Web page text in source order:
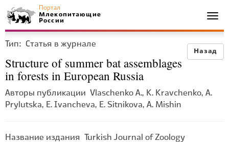
Портал
Млекопитающие
России
Назад
Тип: Статья в журнале
Structure of summer bat assemblages
in forests in European Russia
Авторы публикации
Vlaschenko A., K. Kravchenko, A.
Prylutska, E. Ivancheva, E. Sitnikova, A. Mishin
Название издания Turkish Journal of Zoology